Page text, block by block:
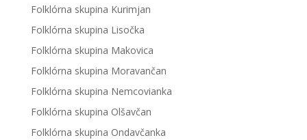
Folklórna skupina Kurimjan
Folklórna skupina Lisočka
Folklórna skupina Makovica
Folklórna skupina Moravančan
Folklórna skupina Nemcovianka
Folklórna skupina Olšavčan
Folklórna skupina Ondavčanka